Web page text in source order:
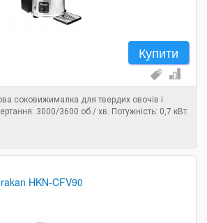
Купити
соковижималка для твердих овочів і
3000/3600 об / хв. Потужність: 0,7 кВт.
HKN-CFV90